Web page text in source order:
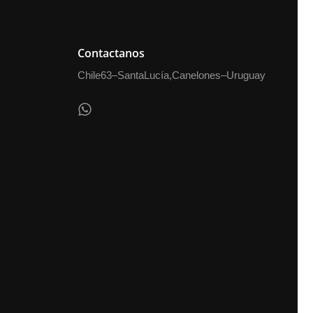
Contactanos
Chile 63 – Santa Lucía, Canelones – Uruguay